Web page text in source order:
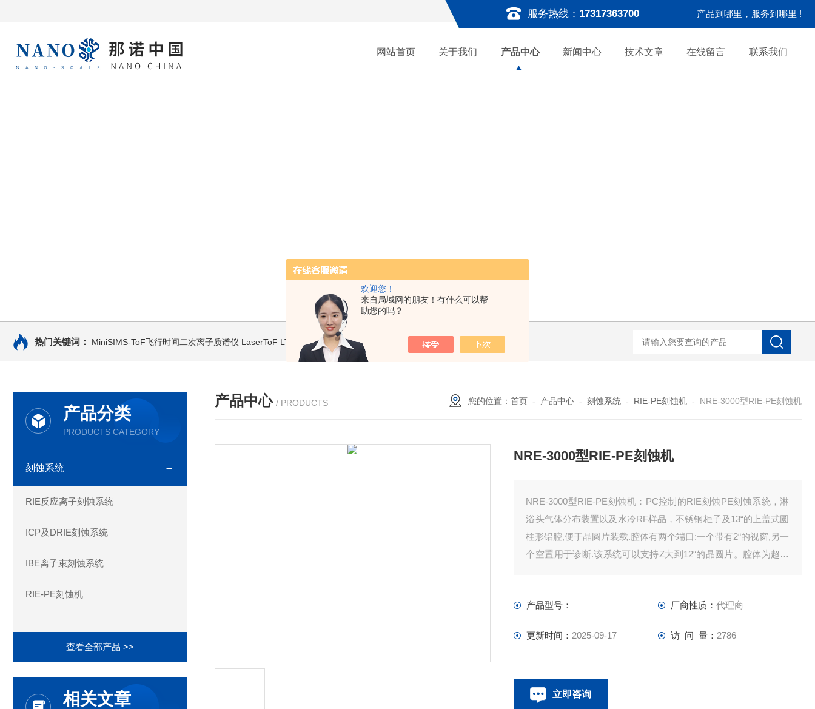
欢迎您！
来自局域网的朋友！有什么可以帮
助您的吗？
服务热线： 17317363700 产品到哪里，服务到哪里 !
网站首页 关于我们 产品中心 新闻中心 技术文章 在线留言 联系我们
热门关键词： MiniSIMS-ToF飞行时间二次离子质谱仪 LaserToF LT2 PlusMALDI-ToF 基质辅助激光解吸电离质谱仪 LaserToF LT3 Plus基质辅助激光解吸电离 MALDI-TOF MS LaserToF TT基质辅助激光解
产品分类
PRODUCTS CATEGORY
刻蚀系统
RIE反应离子刻蚀系统
ICP及DRIE刻蚀系统
IBE离子束刻蚀系统
RIE-PE刻蚀机
查看全部产品 >>
相关文章
产品中心 / PRODUCTS 您的位置： 首页 - 产品中心 - 刻蚀系统 - RIE-PE刻蚀机 - NRE-3000型RIE-PE刻蚀机
NRE-3000型RIE-PE刻蚀机
NRE-3000型RIE-PE刻蚀机：PC控制的RIE刻蚀PE刻蚀系统，淋
浴头气体分布装置以及水冷RF样品，不锈钢柜子及13“的上盖式圆
柱形铝腔,便于晶圆片装载.腔体有两个端口:一个带有2“的视窗,另一
个空置用于诊断.该系统可以支持Z大到12“的晶圆片。腔体为超净
产品型号：
厂商性质： 代理商
更新时间： 2025-09-17 访 问 量： 2786
立即咨询